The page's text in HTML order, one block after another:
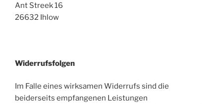
Ant Streek 16
26632 Ihlow
Widerrufsfolgen
Im Falle eines wirksamen Widerrufs sind die
beiderseits empfangenen Leistungen